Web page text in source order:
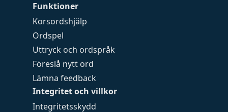
Funktioner
Korsordshjälp
Ordspel
Uttryck och ordspråk
Föreslå nytt ord
Lämna feedback
Integritet och villkor
Integritetsskydd